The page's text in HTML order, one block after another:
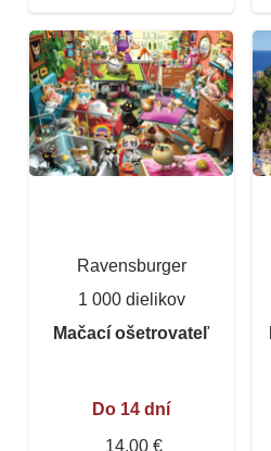
Ravensburger
1 000 dielikov
Mačací ošetrovateľ
Do 14 dní
14,00 €